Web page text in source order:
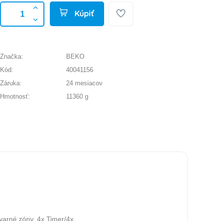
Kúpiť
Značka:
BEKO
Kód:
40041156
Záruka:
24 mesiacov
Hmotnosť:
11360 g
zóny, 4x Timer/4x